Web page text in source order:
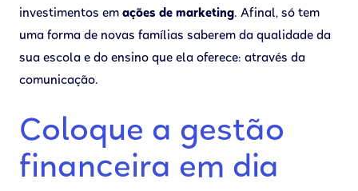
investimentos em ações de marketing. Afinal, só tem
uma forma de novas famílias saberem da qualidade da
sua escola e do ensino que ela oferece: através da
comunicação.
Coloque a gestão
financeira em dia